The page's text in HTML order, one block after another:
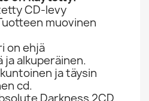
CD-levy
muovinen
on ehjä
ja alkuperäinen.
ja täysin
cd.